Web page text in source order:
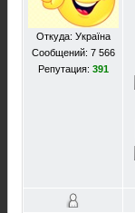
Откуда: Україна
Сообщений: 7 566
Репутация: 391